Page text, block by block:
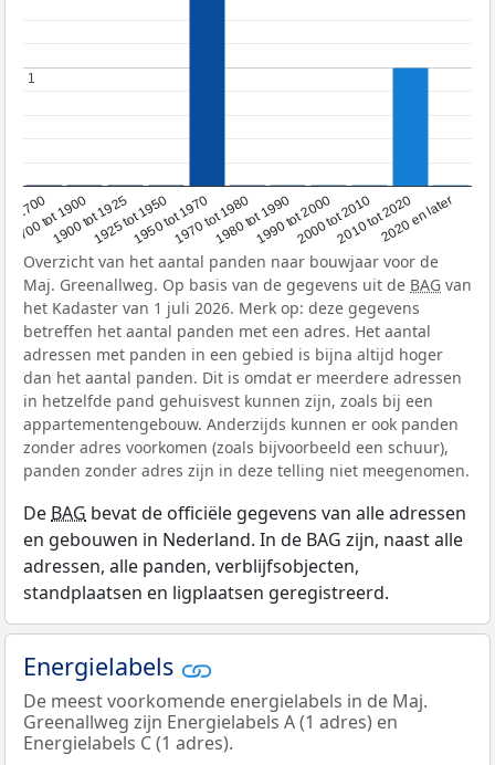
1700
1700 tot 1900
1900 tot 19251925 tot 19501950 tot 19701970 tot 19801980 tot 19901990 tot 20002000 tot 20102010 tot 20202020 en later
1
1
Overzicht van het aantal panden naar bouwjaar voor de
Maj. Greenallweg. Op basis van de gegevens uit de BAG van
het Kadaster van 1 juli 2026. Merk op: deze gegevens
betreffen het aantal panden met een adres. Het aantal
adressen met panden in een gebied is bijna altijd hoger
dan het aantal panden. Dit is omdat er meerdere adressen
in hetzelfde pand gehuisvest kunnen zijn, zoals bij een
appartementengebouw. Anderzijds kunnen er ook panden
zonder adres voorkomen (zoals bijvoorbeeld een schuur),
panden zonder adres zijn in deze telling niet meegenomen.
De BAG bevat de officiële gegevens van alle adressen
en gebouwen in Nederland. In de BAG zijn, naast alle
adressen, alle panden, verblijfsobjecten,
standplaatsen en ligplaatsen geregistreerd.
Energielabels
De meest voorkomende energielabels in de Maj.
Greenallweg zijn Energielabels A (1 adres) en
Energielabels C (1 adres).